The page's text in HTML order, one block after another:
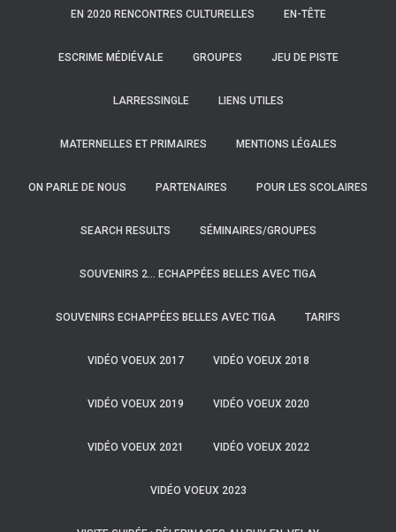
EN 2020 RENCONTRES CULTURELLES EN-TÊTE
ESCRIME MÉDIÉVALE GROUPES JEU DE PISTE
LARRESSINGLE LIENS UTILES
MATERNELLES ET PRIMAIRES MENTIONS LÉGALES
ON PARLE DE NOUS PARTENAIRES POUR LES SCOLAIRES
SEARCH RESULTS SÉMINAIRES/GROUPES
SOUVENIRS 2… ECHAPPÉES BELLES AVEC TIGA
SOUVENIRS ECHAPPÉES BELLES AVEC TIGA TARIFS
VIDÉO VOEUX 2017 VIDÉO VOEUX 2018
VIDÉO VOEUX 2019 VIDÉO VOEUX 2020
VIDÉO VOEUX 2021 VIDÉO VOEUX 2022
VIDÉO VOEUX 2023